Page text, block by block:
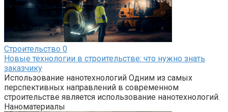
Строительство 0
Новые технологии в строительстве: что нужно знать
заказчику
Использование нанотехнологий Одним из самых
перспективных направлений в современном
строительстве является использование нанотехнологий.
Наноматериалы